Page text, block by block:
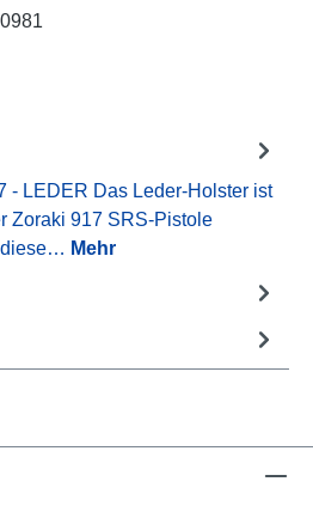
- LEDER Das Leder-Holster ist
Zoraki 917 SRS-Pistole
diese… Mehr